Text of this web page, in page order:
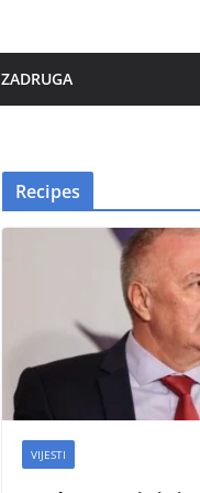
ZADRUGA
Recipes
VIJESTI